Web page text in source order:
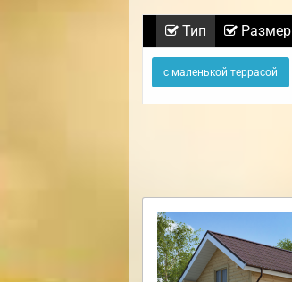
Тип Размер
с маленькой террасой